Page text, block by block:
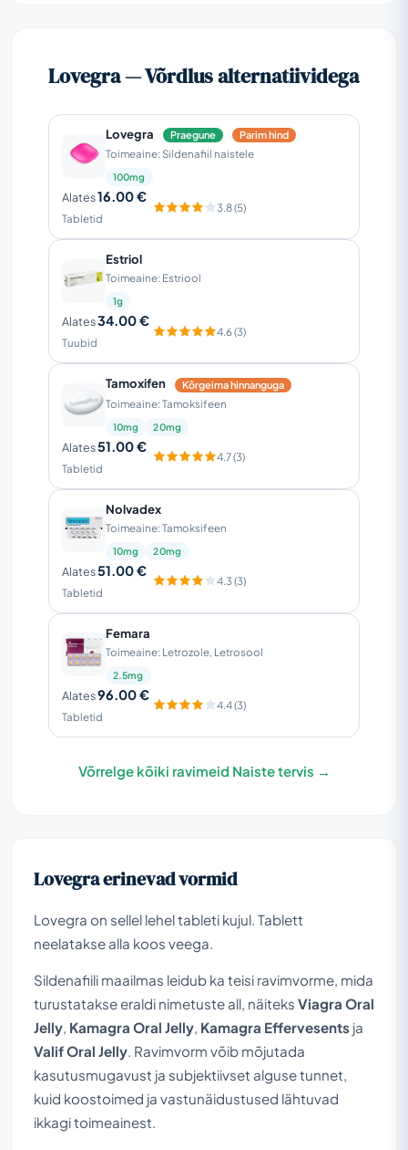
Lovegra — Võrdlus alternatiividega
Lovegra Praegune Parim hind
Toimeaine: Sildenafiil naistele
100mg
Alates16.00 €
Tabletid
3.8 (5)
Estriol
Toimeaine: Estriool
1g
Alates34.00 €
Tuubid
4.6 (3)
Tamoxifen Kõrgeima hinnanguga
Toimeaine: Tamoksifeen
10mg 20mg
Alates51.00 €
Tabletid
4.7 (3)
Nolvadex
Toimeaine: Tamoksifeen
10mg 20mg
Alates51.00 €
Tabletid
4.3 (3)
Femara
Toimeaine: Letrozole, Letrosool
2.5mg
Alates96.00 €
Tabletid
4.4 (3)
Võrrelge kõiki ravimeid Naiste tervis →
Lovegra erinevad vormid
Lovegra on sellel lehel tableti kujul. Tablett
neelatakse alla koos veega.
Sildenafiili maailmas leidub ka teisi ravimvorme, mida
turustatakse eraldi nimetuste all, näiteks Viagra Oral
Jelly Kamagra Oral Jelly Kamagra Effervesents ja
Valif Oral Jelly . Ravimvorm võib mõjutada
kasutusmugavust ja subjektiivset alguse tunnet,
kuid koostoimed ja vastunäidustused lähtuvad
ikkagi toimeainest.